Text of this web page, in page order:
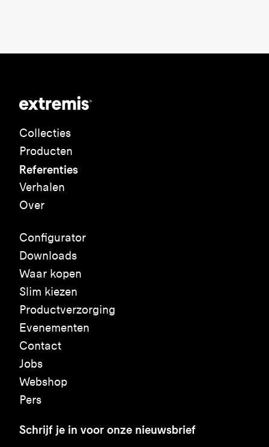
Collecties
Producten
Referenties
Verhalen
Over
Configurator
Downloads
Waar kopen
Slim kiezen
Productverzorging
Evenementen
Contact
Jobs
Webshop
Pers
Schrijf je in voor onze nieuwsbrief